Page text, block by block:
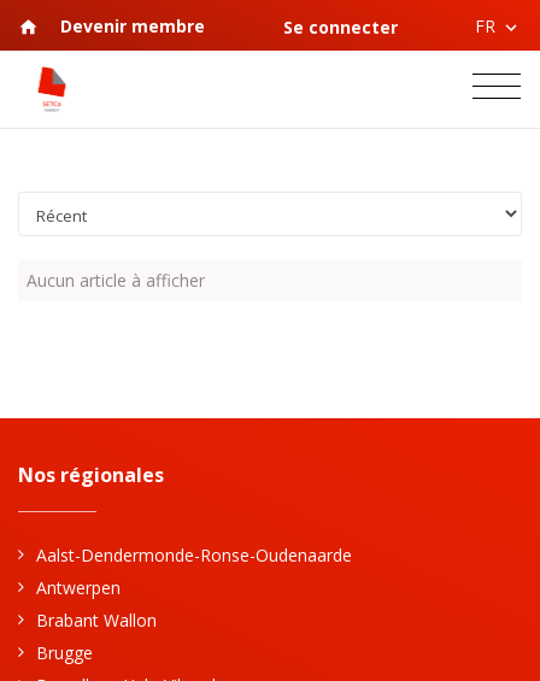
Devenir membre Se connecter FR
Aucun article à afficher
Nos régionales
Aalst-Dendermonde-Ronse-Oudenaarde
Antwerpen
Brabant Wallon
Brugge